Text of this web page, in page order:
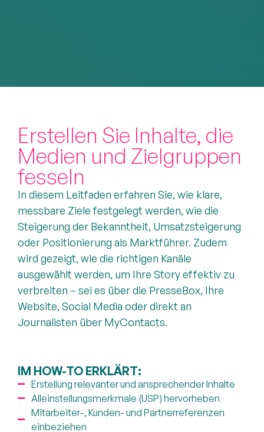
Erstellen Sie Inhalte, die
Medien und Zielgruppen
fesseln
In diesem Leitfaden erfahren Sie, wie klare,
messbare Ziele festgelegt werden, wie die
Steigerung der Bekanntheit, Umsatzsteigerung
oder Positionierung als Marktführer. Zudem
wird gezeigt, wie die richtigen Kanäle
ausgewählt werden, um Ihre Story effektiv zu
verbreiten – sei es über die PresseBox, Ihre
Website, Social Media oder direkt an
Journalisten über MyContacts.
IM HOW-TO ERKLÄRT:
Erstellung relevanter und ansprechender Inhalte
Alleinstellungsmerkmale (USP) hervorheben
Mitarbeiter-, Kunden- und Partnerreferenzen
einbeziehen